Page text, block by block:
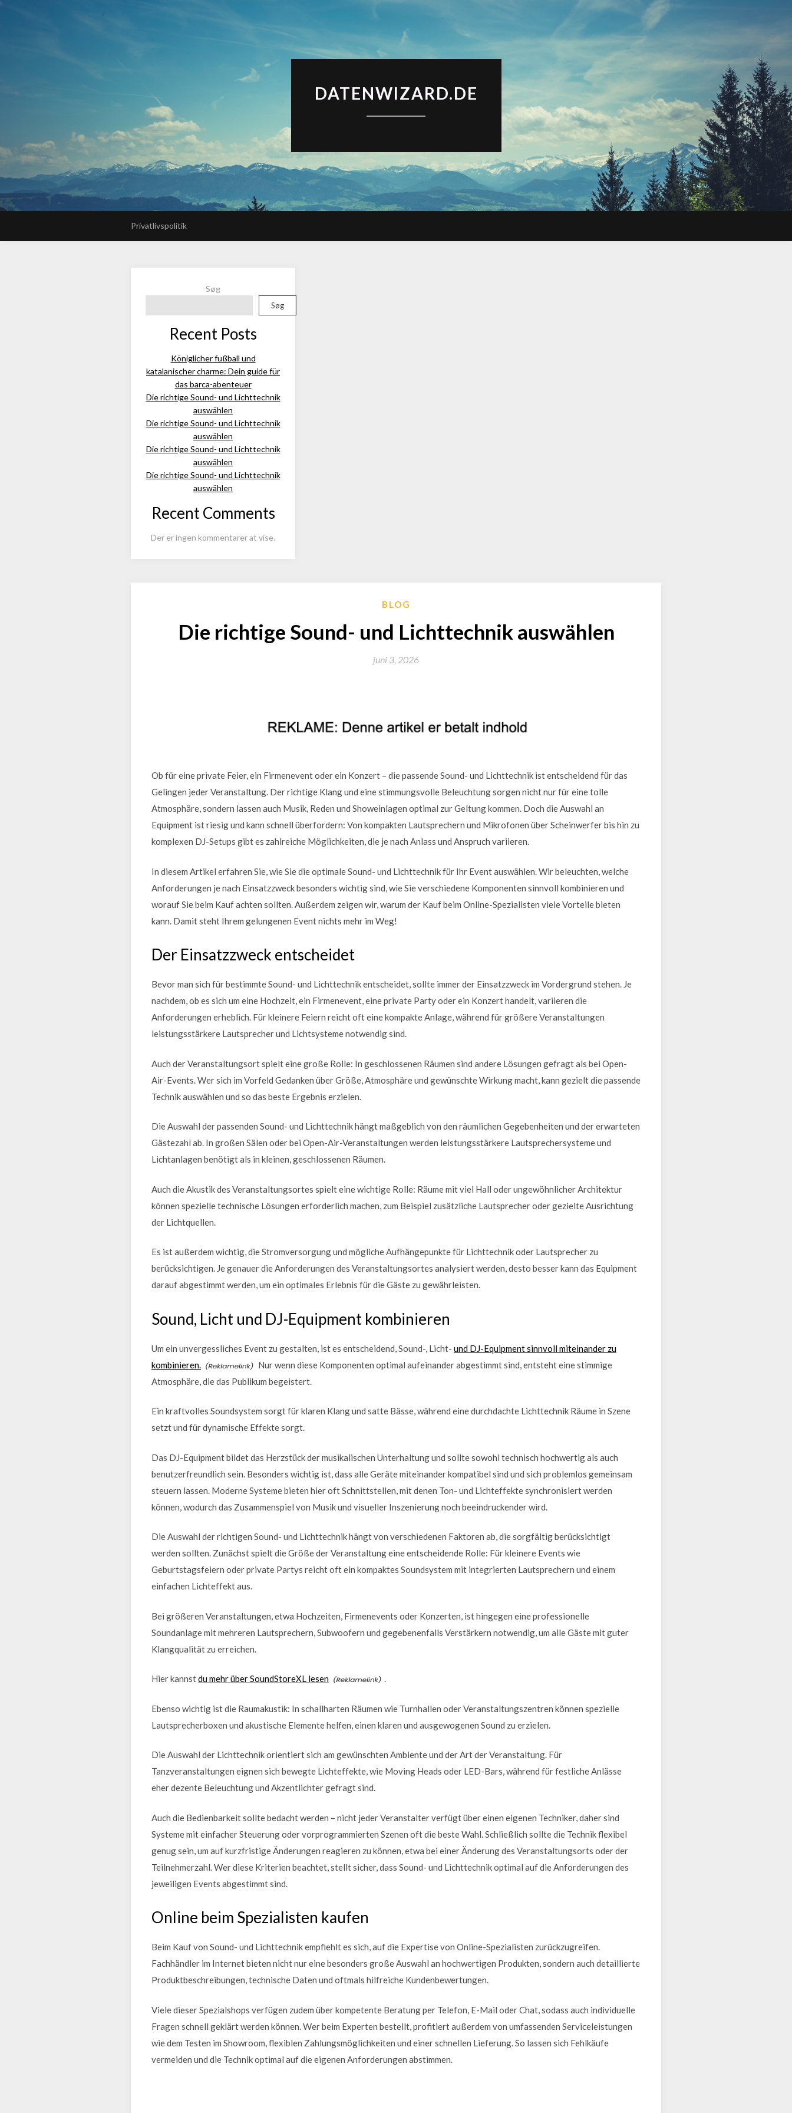
DATENWIZARD.DE
Privatlivspolitik
Søg
Søg
Recent Posts
Königlicher fußball und
katalanischer charme: Dein guide für
das barca-abenteuer
Die richtige Sound- und Lichttechnik
auswählen
Die richtige Sound- und Lichttechnik
auswählen
Die richtige Sound- und Lichttechnik
auswählen
Die richtige Sound- und Lichttechnik
auswählen
Recent Comments
Der er ingen kommentarer at vise.
BLOG
Die richtige Sound- und Lichttechnik auswählen
juni 3, 2026
Ob für eine private Feier, ein Firmenevent oder ein Konzert – die passende Sound- und Lichttechnik ist entscheidend für das
Gelingen jeder Veranstaltung. Der richtige Klang und eine stimmungsvolle Beleuchtung sorgen nicht nur für eine tolle
Atmosphäre, sondern lassen auch Musik, Reden und Showeinlagen optimal zur Geltung kommen. Doch die Auswahl an
Equipment ist riesig und kann schnell überfordern: Von kompakten Lautsprechern und Mikrofonen über Scheinwerfer bis hin zu
komplexen DJ-Setups gibt es zahlreiche Möglichkeiten, die je nach Anlass und Anspruch variieren.
In diesem Artikel erfahren Sie, wie Sie die optimale Sound- und Lichttechnik für Ihr Event auswählen. Wir beleuchten, welche
Anforderungen je nach Einsatzzweck besonders wichtig sind, wie Sie verschiedene Komponenten sinnvoll kombinieren und
worauf Sie beim Kauf achten sollten. Außerdem zeigen wir, warum der Kauf beim Online-Spezialisten viele Vorteile bieten
kann. Damit steht Ihrem gelungenen Event nichts mehr im Weg!
Der Einsatzzweck entscheidet
Bevor man sich für bestimmte Sound- und Lichttechnik entscheidet, sollte immer der Einsatzzweck im Vordergrund stehen. Je
nachdem, ob es sich um eine Hochzeit, ein Firmenevent, eine private Party oder ein Konzert handelt, variieren die
Anforderungen erheblich. Für kleinere Feiern reicht oft eine kompakte Anlage, während für größere Veranstaltungen
leistungsstärkere Lautsprecher und Lichtsysteme notwendig sind.
Auch der Veranstaltungsort spielt eine große Rolle: In geschlossenen Räumen sind andere Lösungen gefragt als bei Open-
Air-Events. Wer sich im Vorfeld Gedanken über Größe, Atmosphäre und gewünschte Wirkung macht, kann gezielt die passende
Technik auswählen und so das beste Ergebnis erzielen.
Die Auswahl der passenden Sound- und Lichttechnik hängt maßgeblich von den räumlichen Gegebenheiten und der erwarteten
Gästezahl ab. In großen Sälen oder bei Open-Air-Veranstaltungen werden leistungsstärkere Lautsprechersysteme und
Lichtanlagen benötigt als in kleinen, geschlossenen Räumen.
Auch die Akustik des Veranstaltungsortes spielt eine wichtige Rolle: Räume mit viel Hall oder ungewöhnlicher Architektur
können spezielle technische Lösungen erforderlich machen, zum Beispiel zusätzliche Lautsprecher oder gezielte Ausrichtung
der Lichtquellen.
Es ist außerdem wichtig, die Stromversorgung und mögliche Aufhängepunkte für Lichttechnik oder Lautsprecher zu
berücksichtigen. Je genauer die Anforderungen des Veranstaltungsortes analysiert werden, desto besser kann das Equipment
darauf abgestimmt werden, um ein optimales Erlebnis für die Gäste zu gewährleisten.
Sound, Licht und DJ-Equipment kombinieren
Um ein unvergessliches Event zu gestalten, ist es entscheidend, Sound-, Licht- und DJ-Equipment sinnvoll miteinander zu
kombinieren.
Nur wenn diese Komponenten optimal aufeinander abgestimmt sind, entsteht eine stimmige
Atmosphäre, die das Publikum begeistert.
Ein kraftvolles Soundsystem sorgt für klaren Klang und satte Bässe, während eine durchdachte Lichttechnik Räume in Szene
setzt und für dynamische Effekte sorgt.
Das DJ-Equipment bildet das Herzstück der musikalischen Unterhaltung und sollte sowohl technisch hochwertig als auch
benutzerfreundlich sein. Besonders wichtig ist, dass alle Geräte miteinander kompatibel sind und sich problemlos gemeinsam
steuern lassen. Moderne Systeme bieten hier oft Schnittstellen, mit denen Ton- und Lichteffekte synchronisiert werden
können, wodurch das Zusammenspiel von Musik und visueller Inszenierung noch beeindruckender wird.
Die Auswahl der richtigen Sound- und Lichttechnik hängt von verschiedenen Faktoren ab, die sorgfältig berücksichtigt
werden sollten. Zunächst spielt die Größe der Veranstaltung eine entscheidende Rolle: Für kleinere Events wie
Geburtstagsfeiern oder private Partys reicht oft ein kompaktes Soundsystem mit integrierten Lautsprechern und einem
einfachen Lichteffekt aus.
Bei größeren Veranstaltungen, etwa Hochzeiten, Firmenevents oder Konzerten, ist hingegen eine professionelle
Soundanlage mit mehreren Lautsprechern, Subwoofern und gegebenenfalls Verstärkern notwendig, um alle Gäste mit guter
Klangqualität zu erreichen.
Hier kannstdu mehr über SoundStoreXL lesen .
Ebenso wichtig ist die Raumakustik: In schallharten Räumen wie Turnhallen oder Veranstaltungszentren können spezielle
Lautsprecherboxen und akustische Elemente helfen, einen klaren und ausgewogenen Sound zu erzielen.
Die Auswahl der Lichttechnik orientiert sich am gewünschten Ambiente und der Art der Veranstaltung. Für
Tanzveranstaltungen eignen sich bewegte Lichteffekte, wie Moving Heads oder LED-Bars, während für festliche Anlässe
eher dezente Beleuchtung und Akzentlichter gefragt sind.
Auch die Bedienbarkeit sollte bedacht werden – nicht jeder Veranstalter verfügt über einen eigenen Techniker, daher sind
Systeme mit einfacher Steuerung oder vorprogrammierten Szenen oft die beste Wahl. Schließlich sollte die Technik flexibel
genug sein, um auf kurzfristige Änderungen reagieren zu können, etwa bei einer Änderung des Veranstaltungsorts oder der
Teilnehmerzahl. Wer diese Kriterien beachtet, stellt sicher, dass Sound- und Lichttechnik optimal auf die Anforderungen des
jeweiligen Events abgestimmt sind.
Online beim Spezialisten kaufen
Beim Kauf von Sound- und Lichttechnik empfiehlt es sich, auf die Expertise von Online-Spezialisten zurückzugreifen.
Fachhändler im Internet bieten nicht nur eine besonders große Auswahl an hochwertigen Produkten, sondern auch detaillierte
Produktbeschreibungen, technische Daten und oftmals hilfreiche Kundenbewertungen.
Viele dieser Spezialshops verfügen zudem über kompetente Beratung per Telefon, E-Mail oder Chat, sodass auch individuelle
Fragen schnell geklärt werden können. Wer beim Experten bestellt, profitiert außerdem von umfassenden Serviceleistungen
wie dem Testen im Showroom, flexiblen Zahlungsmöglichkeiten und einer schnellen Lieferung. So lassen sich Fehlkäufe
vermeiden und die Technik optimal auf die eigenen Anforderungen abstimmen.